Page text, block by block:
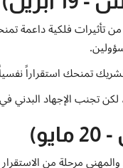
تأثيرات فلكية داعمة
تمنحك استقراراً
لكن تجنب الإجهاد
مرحلة من